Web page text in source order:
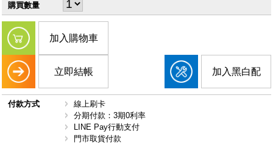
購買數量
加入購物車
立即結帳 加入黑白配
付款方式
線上刷卡
分期付款：3期0利率
LINE Pay行動支付
門市取貨付款